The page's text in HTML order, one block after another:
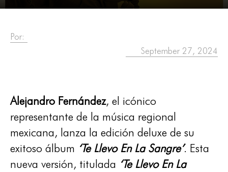
Por:
September 27, 2024
Alejandro Fernández, el icónico
representante de la música regional
mexicana, lanza la edición deluxe de su
exitoso álbum ‘Te Llevo En La Sangre’. Esta
nueva versión, titulada ‘Te Llevo En La